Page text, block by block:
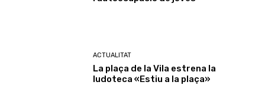
ACTUALITAT
La plaça de la Vila estrena la
ludoteca «Estiu a la plaça»